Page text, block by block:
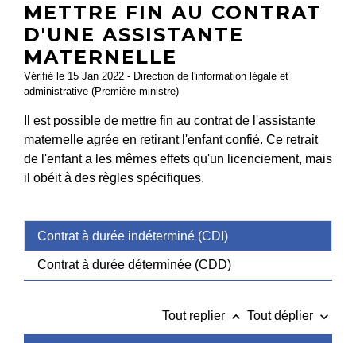
METTRE FIN AU CONTRAT
D'UNE ASSISTANTE
MATERNELLE
Vérifié le 15 Jan 2022 - Direction de l'information légale et
administrative (Première ministre)
Il est possible de mettre fin au contrat de l'assistante
maternelle agrée en retirant l'enfant confié. Ce retrait
de l'enfant a les mêmes effets qu'un licenciement, mais
il obéit à des règles spécifiques.
Contrat à durée indéterminé (CDI)
Contrat à durée déterminée (CDD)
Tout replier keyboard_arrow_up Tout déplier keyboard_arrow_down